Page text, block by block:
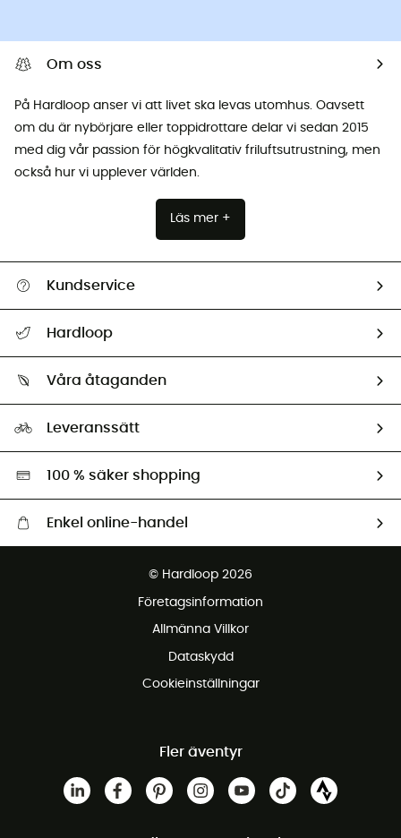
Om oss
På Hardloop anser vi att livet ska levas utomhus. Oavsett
om du är nybörjare eller toppidrottare delar vi sedan 2015
med dig vår passion för högkvalitativ friluftsutrustning, men
också hur vi upplever världen.
Läs mer +
Kundservice
Retur & återbetalning
Hardloop
Ambassadörer
Våra åtaganden
Miljöanpassat urval
Leveranssätt
100 % säker shopping
Enkel online-handel
Gratis retur inom 100 dagar
© Hardloop 2026
Företagsinformation
Allmänna Villkor
Dataskydd
Cookieinställningar
Fler äventyr